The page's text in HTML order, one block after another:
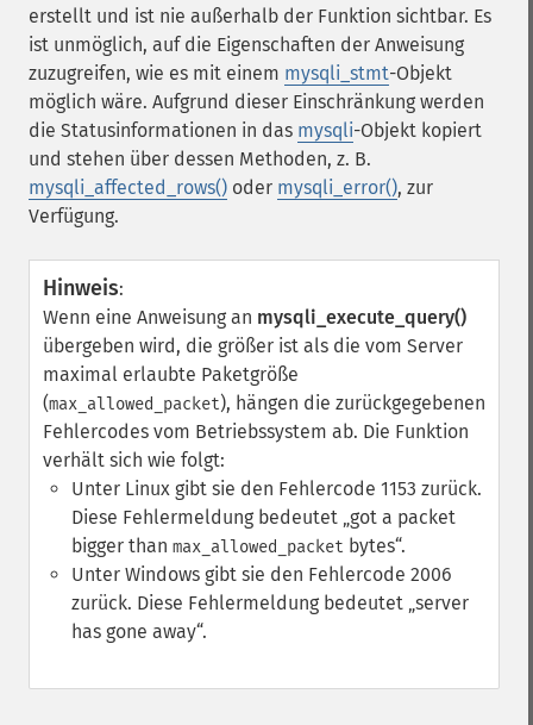
erstellt und ist nie außerhalb der Funktion sichtbar. Es
ist unmöglich, auf die Eigenschaften der Anweisung
zuzugreifen, wie es mit einem mysqli_stmt-Objekt
möglich wäre. Aufgrund dieser Einschränkung werden
die Statusinformationen in das mysqli-Objekt kopiert
und stehen über dessen Methoden, z. B.
mysqli_affected_rows() oder mysqli_error(), zur
Verfügung.
Hinweis:
Wenn eine Anweisung an mysqli_execute_query()
übergeben wird, die größer ist als die vom Server
maximal erlaubte Paketgröße
(max_allowed_packet), hängen die zurückgegebenen
Fehlercodes vom Betriebssystem ab. Die Funktion
verhält sich wie folgt:
Unter Linux gibt sie den Fehlercode 1153 zurück.
Diese Fehlermeldung bedeutet got a packet
bigger than max_allowed_packet bytes .
Unter Windows gibt sie den Fehlercode 2006
zurück. Diese Fehlermeldung bedeutet server
has gone away .